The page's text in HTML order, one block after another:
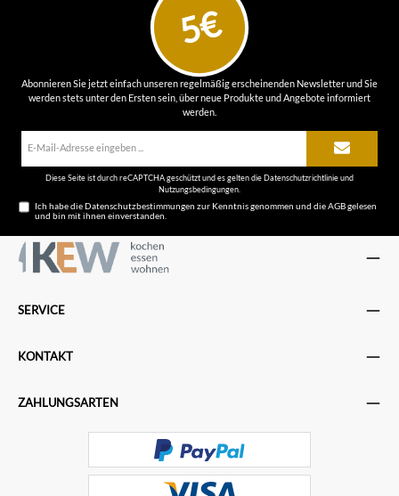
5€
Abonnieren Sie jetzt einfach unseren regelmäßig erscheinenden Newsletter und Sie
werden stets unter den Ersten sein, über neue Produkte und Angebote informiert
werden.
Diese Seite ist durch reCAPTCHA geschützt und es gelten die Datenschutzrichtlinieund
Nutzungsbedingungen.
Ich habe dieDatenschutzbestimmungen zur Kenntnis genommen und dieAGBgelesen
und bin mit ihnen einverstanden.
SERVICE
KONTAKT
ZAHLUNGSARTEN